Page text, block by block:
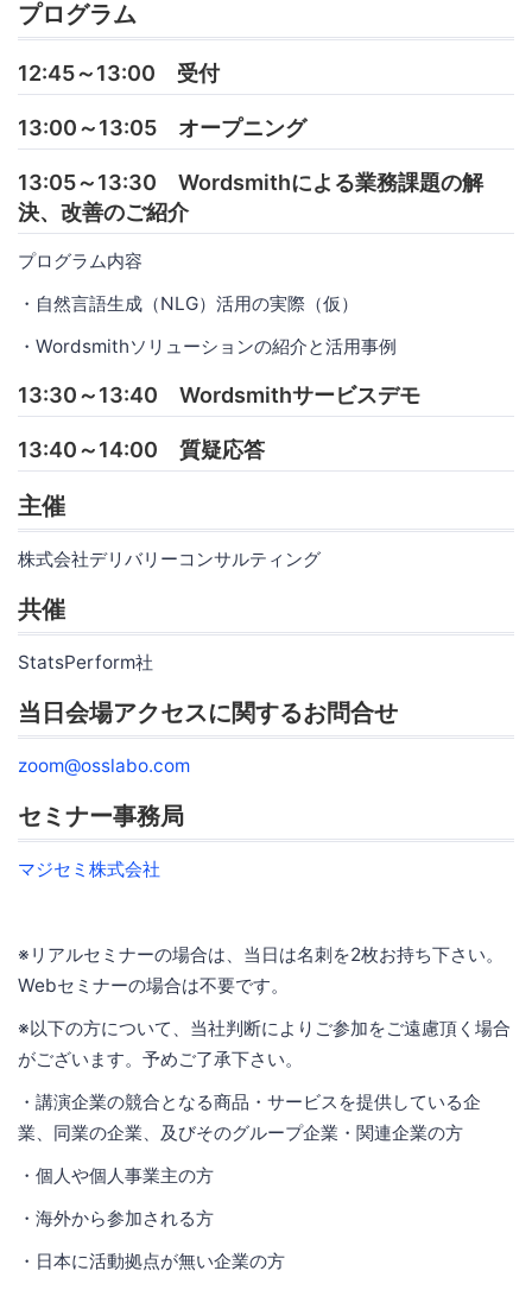
プログラム
12:45～13:00 受付
13:00～13:05 オープニング
13:05～13:30 Wordsmithによる業務課題の解
決、改善のご紹介
プログラム内容
・自然言語生成（NLG）活用の実際（仮）
・Wordsmithソリューションの紹介と活用事例
13:30～13:40 Wordsmithサービスデモ
13:40～14:00 質疑応答
主催
株式会社デリバリーコンサルティング
共催
StatsPerform社
当日会場アクセスに関するお問合せ
zoom@osslabo.com
セミナー事務局
マジセミ株式会社
※リアルセミナーの場合は、当日は名刺を2枚お持ち下さい。
Webセミナーの場合は不要です。
※以下の方について、当社判断によりご参加をご遠慮頂く場合
がございます。予めご了承下さい。
・講演企業の競合となる商品・サービスを提供している企
業、同業の企業、及びそのグループ企業・関連企業の方
・個人や個人事業主の方
・海外から参加される方
・日本に活動拠点が無い企業の方